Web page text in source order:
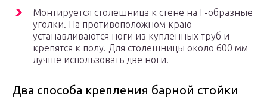
Монтируется столешница к стене на Г-образные
уголки. На противоположном краю
устанавливаются ноги из купленных труб и
крепятся к полу. Для столешницы около 600 мм
лучше использовать две ноги.
Два способа крепления барной стойки